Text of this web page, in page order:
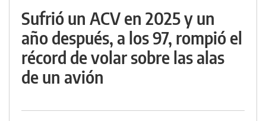
Sufrió un ACV en 2025 y un
año después, a los 97, rompió el
récord de volar sobre las alas
de un avión